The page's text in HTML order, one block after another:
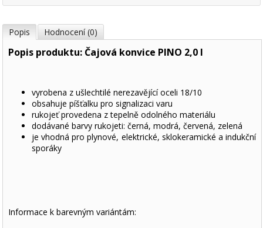
Popis Hodnocení (0)
Popis produktu: Čajová konvice PINO 2,0 l
vyrobena z ušlechtilé nerezavějící oceli 18/10
obsahuje píšťalku pro signalizaci varu
rukojeť provedena z tepelně odolného materiálu
dodávané barvy rukojeti: černá, modrá, červená, zelená
je vhodná pro plynové, elektrické, sklokeramické a indukční
sporáky
Informace k barevným variántám: